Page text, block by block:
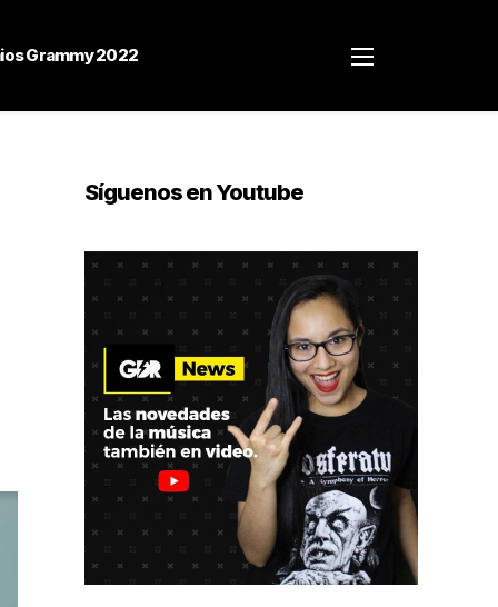
Grammy 2022
Síguenos en Youtube